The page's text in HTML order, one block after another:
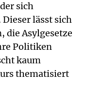
sich
lässt sich
die Asylgesetze
Politiken
kaum
thematisiert